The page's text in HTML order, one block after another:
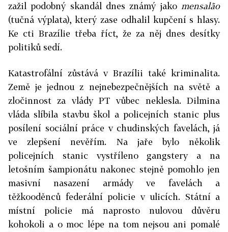
zažil podobný skandál dnes známý jako mensalão
(tučná výplata), který zase odhalil kupčení s hlasy.
Ke cti Brazílie třeba říct, že za něj dnes desítky
politiků sedí.
Katastrofální zůstává v Brazílii také kriminalita.
Země je jednou z nejnebezpečnějších na světě a
zločinnost za vlády PT vůbec neklesla. Dilmina
vláda slíbila stavbu škol a policejních stanic plus
posílení sociální práce v chudinských favelách, já
ve zlepšení nevěřím. Na jaře bylo několik
policejních stanic vystříleno gangstery a na
letošním šampionátu nakonec stejně pomohlo jen
masivní nasazení armády ve favelách a
těžkooděnců federální policie v ulicích. Státní a
místní policie má naprosto nulovou důvěru
kohokoli a o moc lépe na tom nejsou ani pomalé